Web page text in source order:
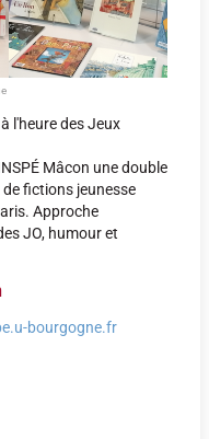
l'heure des Jeux
Mâcon une double
fictions jeunesse
Approche
JO, humour et
bourgogne.fr